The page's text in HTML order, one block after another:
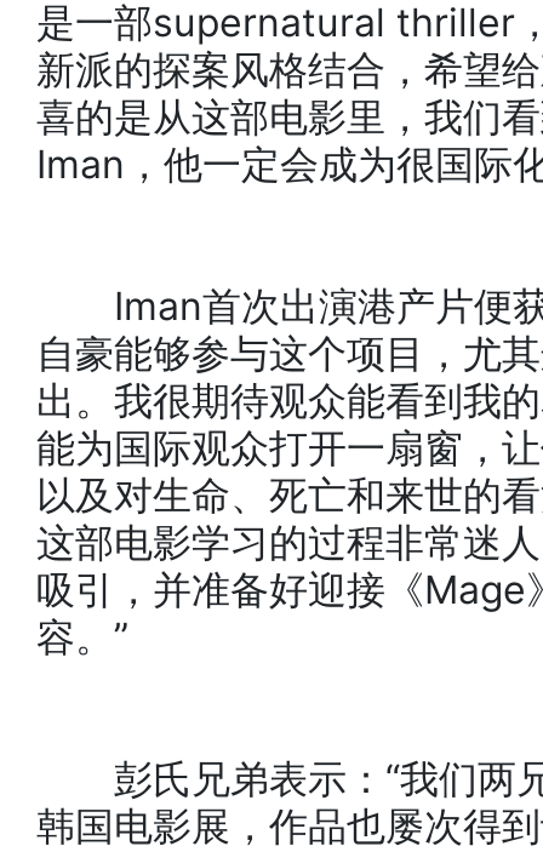
是一部supernatural thriller
新派的探案风格结合，希望
喜的是从这部电影里，我们
Iman，他一定会成为很国际
Iman首次出演港产片便获
自豪能够参与这个项目，尤
出。我很期待观众能看到我
能为国际观众打开一扇窗，
以及对生命、死亡和来世的
这部电影学习的过程非常迷
吸引，并准备好迎接《
容。”
彭氏兄弟表示：“我们两
韩国电影展，作品也屡次得